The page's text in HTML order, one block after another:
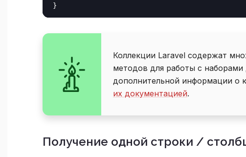
Коллекции Laravel содержат
методов для работы с
дополнительной информации о
их документацией.
Получение одной строки /